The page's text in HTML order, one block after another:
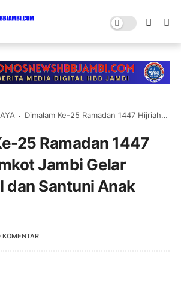
Dimalam Ke-25 Ramadan 1447 Hijriah, Pemkot Jambi Gelar Qiamul Lail dan Santuni Anak Yatim
25 Ramadan 1447
Jambi Gelar
dan Santuni Anak
KOMENTAR